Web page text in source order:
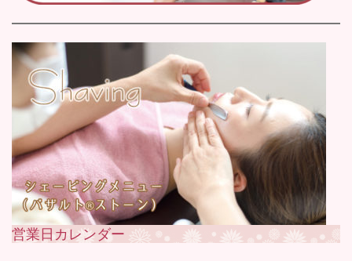
営業日カレンダー